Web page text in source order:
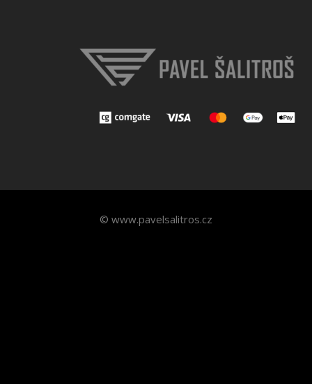
© www.pavelsalitros.cz